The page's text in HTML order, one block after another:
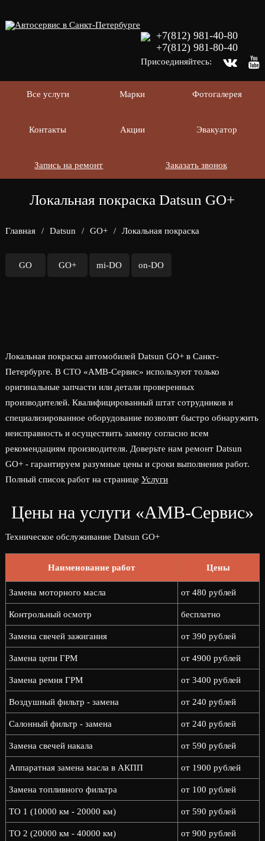
+7(812) 981-40-80
+7(812) 981-80-40
Присоединяйтесь:
Все услуги Марки Фотогалерея
Контакты Акции Эвакуатор
Заказать звонок
Запись на ремонт
Локальная покраска Datsun GO+
Главная / Datsun / GO+ / Локальная покраска
GO GO+ mi-DO on-DO
Локальная покраска автомобилей Datsun GO+ в Санкт-
Петербурге. В СТО «АМВ-Сервис» используют только
оригинальные запчасти или детали проверенных
производителей. Квалифицированный штат сотрудников и
специализированное оборудование позволят быстро обнаружить
неисправность и осуществить замену согласно всем
рекомендациям производителя. Доверьте нам ремонт Datsun
GO+ - гарантируем разумные цены и сроки выполнения работ.
Полный список работ на странице Услуги
Цены на услуги «АМВ-Сервис»
Техническое обслуживание Datsun GO+
Наименование работ Цены
Замена моторного масла от 480 рублей
Контрольный осмотр бесплатно
Замена свечей зажигания от 390 рублей
Замена цепи ГРМ от 4900 рублей
Замена ремня ГРМ от 3400 рублей
Воздушный фильтр - замена от 240 рублей
Салонный фильтр - замена от 240 рублей
Замена свечей накала от 590 рублей
Аппаратная замена масла в АКПП от 1900 рублей
Замена топливного фильтра от 100 рублей
ТО 1 (10000 км - 20000 км) от 590 рублей
ТО 2 (20000 км - 40000 км) от 900 рублей